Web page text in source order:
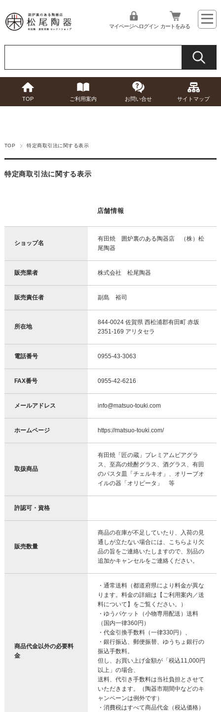
マイページへログイン カートをみる
TOP ご利用案内 お問い合せ サイトマップ
TOP 特定商取引法に関する表示
特定商取引法に関する表示
店舗情報
ショップ名
有田焼 囲炉裏のある陶器店 （株）松
尾陶器
販売業者 株式会社 松尾陶器
販売責任者 副島 裕司
所在地
844-0024 佐賀県 西松浦郡有田町 赤坂
2351-169 アリタセラ
電話番号 0955-43-3063
FAX番号 0955-42-6216
メールアドレス info@matsuo-touki.com
ホームページ https://matsuo-touki.com/
取扱商品
有田焼「匠の蔵」プレミアムビアグラ
ス、至高の焼酎グラス、酒グラス、有田
のパスタ皿「チェルキオ」、オリーブオ
イルの器「オリビータ」 等
許認可・資格
販売数量
商品の在庫が不足していたり、入荷の見
通しが立たない場合には、こちらより欠
品の旨をご連絡いたしますので、別品の
追加かキャンセルをご連絡ください。
商品代金以外の必要料
金
・通常送料（都道府県により料金が異な
ります。料金の詳細は【ご利用案内／送
料について】をご覧ください。）
・ゆうパケット（小物専用配送）送料
（国内一律360円）
・代金引換手数料（一律330円）、
・銀行振込、郵便振替、ゆうちょ銀行の
振込手数料。
但し、お買い上げ金額が「税込11,000円
以上」の場合、
送料、代引き手数料は当社負担とさせて
いただきます。（陶器市期間中などのキ
ャンペーンは例外です）
・消費税はすべて商品代金（税込価格）